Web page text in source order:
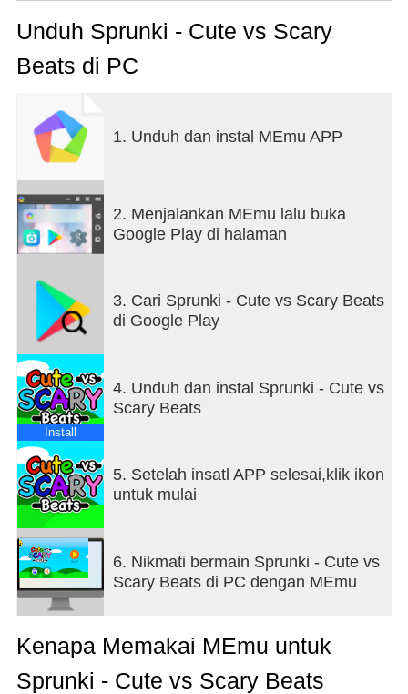
every time you play. For an exciting surprise, drag
the black button onto a character to transform the
game with a spooky horror theme!
Features:
• Build custom tracks with drag-and-drop controls
• Unlock a surprise horror theme
• Experiment with endless sounds and character
• Engaging visuals and user-friendly gameplay
Download Cute vs Scary Beats today and start
Unduh Sprunki - Cute vs Scary
Beats di PC
1. Unduh dan instal MEmu APP
2. Menjalankan MEmu lalu buka
Google Play di halaman
3. Cari Sprunki - Cute vs Scary Beats
di Google Play
Install
4. Unduh dan instal Sprunki - Cute vs
Scary Beats
5. Setelah insatl APP selesai,klik ikon
untuk mulai
6. Nikmati bermain Sprunki - Cute vs
Scary Beats di PC dengan MEmu
Kenapa Memakai MEmu untuk
Sprunki - Cute vs Scary Beats